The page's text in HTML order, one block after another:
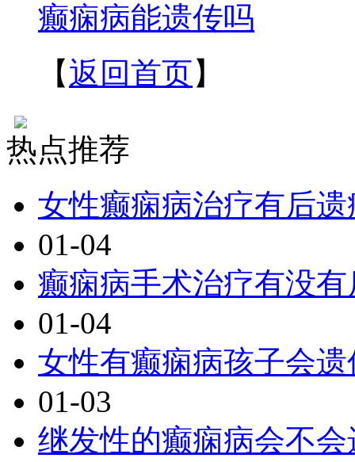
癫痫病能遗传吗
【返回首页】
热点推荐
女性癫痫病治疗有后遗
01-04
癫痫病手术治疗有没
01-04
女性有癫痫病孩子会遗
01-03
继发性的癫痫病会不会